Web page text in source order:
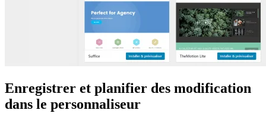
Enregistrer et planifier des modification
dans le personnaliseur